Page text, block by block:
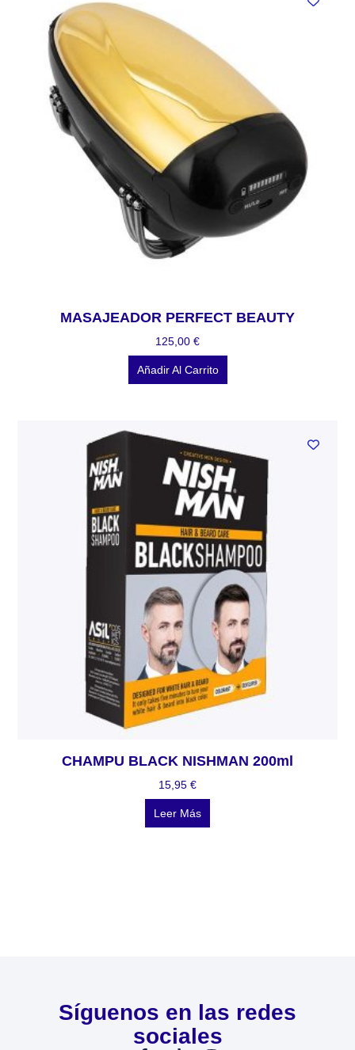
MASAJEADOR PERFECT BEAUTY
125,00 €
Añadir Al Carrito
CHAMPU BLACK NISHMAN 200ml
15,95 €
Leer Más
Síguenos en las redes
sociales